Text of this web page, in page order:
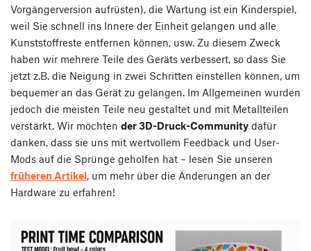
Vorgängerversion aufrüsten), die Wartung ist ein Kinderspiel,
weil Sie schnell ins Innere der Einheit gelangen und alle
Kunststoffreste entfernen können, usw. Zu diesem Zweck
haben wir mehrere Teile des Geräts verbessert, so dass Sie
jetzt z.B. die Neigung in zwei Schritten einstellen können, um
bequemer an das Gerät zu gelangen. Im Allgemeinen wurden
jedoch die meisten Teile neu gestaltet und mit Metallteilen
verstärkt. Wir möchten der 3D-Druck-Community dafür
danken, dass sie uns mit wertvollem Feedback und User-
Mods auf die Sprünge geholfen hat – lesen Sie unseren
früheren Artikel, um mehr über die Änderungen an der
Hardware zu erfahren!